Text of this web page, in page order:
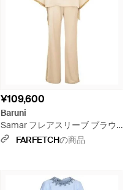
¥109,600
Baruni
Samar フレアスリーブ ブラウ
ス＆パンツ 2点組 - ナチュラル
FARFETCHの商品